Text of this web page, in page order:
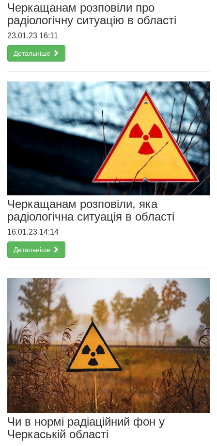
Черкащанам розповіли про
радіологічну ситуацію в області
23.01.23 16:11
Детальніше
Черкащанам розповіли, яка
радіологічна ситуація в області
16.01.23 14:14
Детальніше
Чи в нормі радіаційний фон у
Черкаській області